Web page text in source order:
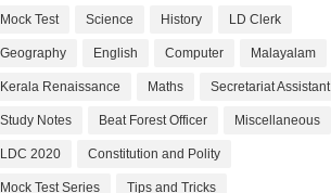
Mock Test Science History LD Clerk
Geography English Computer Malayalam
Kerala Renaissance Maths Secretariat Assistant
Study Notes Beat Forest Officer Miscellaneous
LDC 2020 Constitution and Polity
Mock Test Series Tips and Tricks